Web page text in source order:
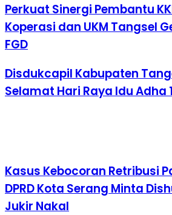
Perkuat Sinergi Pembantu
Koperasi dan UKM Tangsel
FGD
Disdukcapil Kabupaten
Selamat Hari Raya Idu Adha
Kasus Kebocoran Retribusi
DPRD Kota Serang Minta
Jukir Nakal